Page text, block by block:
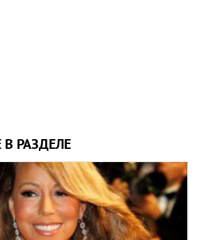
В РАЗДЕЛЕ